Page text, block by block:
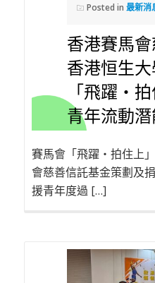
Posted in 最新消
香港賽馬
香港恒生
「飛躍‧
青年流動
賽馬會「飛躍‧拍住上
會慈善信託基金策劃及
援青年度過 […]